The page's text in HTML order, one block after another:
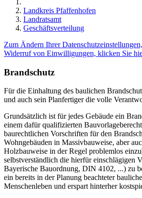
Landkreis Pfaffenhofen
Landratsamt
Geschäftsverteilung
Zum Ändern Ihrer
Widerruf von Einwilligungen, klicken Sie
Brandschutz
Für die Einhaltung des baulichen
und auch sein Planfertiger die volle
Grundsätzlich ist für jedes Gebäude ein
einem dafür qualifizierten
baurechtlichen Vorschriften für den
Wohngebäuden in Massivbauweise, aber
Holzbauweise in der Regel problemlos
selbstverständlich die hierfür einschlägigen
Bayerische Bauordnung, DIN 4102, ...) zu
ein bereits in der Planung beachteter
Menschenleben und erspart hinterher